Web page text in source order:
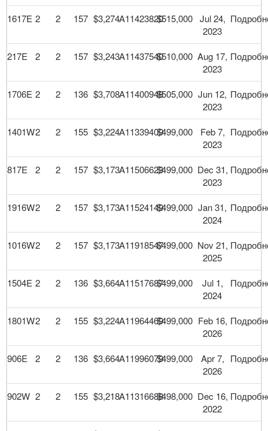
1617E 2 2 157 $3,274A11423820$515,000 Jul 24,
2023
217E 2 2 157 $3,243A11437540$510,000 Aug 17,
2023
1706E 2 2 136 $3,708A11400948$505,000 Jun 12,
2023
1401W2 2 155 $3,224A11339409$499,000
Feb 7,
2023
817E 2 2 157 $3,173A11506623$499,000 Dec 31,
2023
1916W2 2 157 $3,173A11524149$499,000 Jan 31,
2024
1016W2 2 157 $3,173A11918547$499,000 Nov 21,
2025
1504E 2 2 136 $3,664A11517687$499,000
Jul 1,
2024
1801W2 2 155 $3,224A11964469$499,000 Feb 16,
2026
906E 2 2 136 $3,664A11996079$499,000
Apr 7,
2026
902W 2 2 155 $3,218A11316688$498,000 Dec 16,
2022